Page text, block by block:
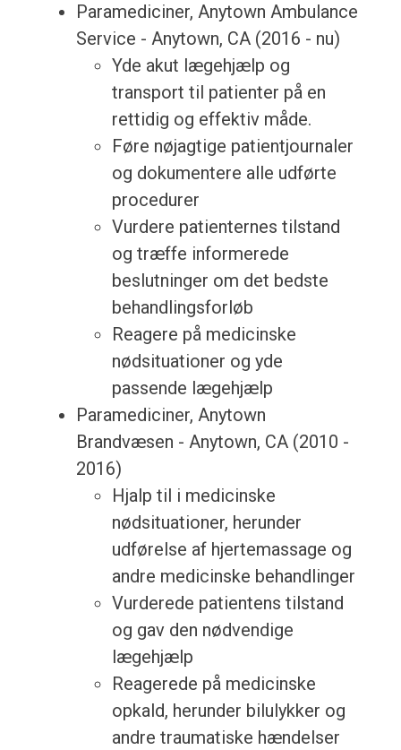
Paramediciner, Anytown Ambulance
Service - Anytown, CA (2016 - nu)
Yde akut lægehjælp og
transport til patienter på en
rettidig og effektiv måde.
Føre nøjagtige patientjournaler
og dokumentere alle udførte
procedurer
Vurdere patienternes tilstand
og træffe informerede
beslutninger om det bedste
behandlingsforløb
Reagere på medicinske
nødsituationer og yde
passende lægehjælp
Paramediciner, Anytown
Brandvæsen - Anytown, CA (2010 -
2016)
Hjalp til i medicinske
nødsituationer, herunder
udførelse af hjertemassage og
andre medicinske behandlinger
Vurderede patientens tilstand
og gav den nødvendige
lægehjælp
Reagerede på medicinske
opkald, herunder bilulykker og
andre traumatiske hændelser